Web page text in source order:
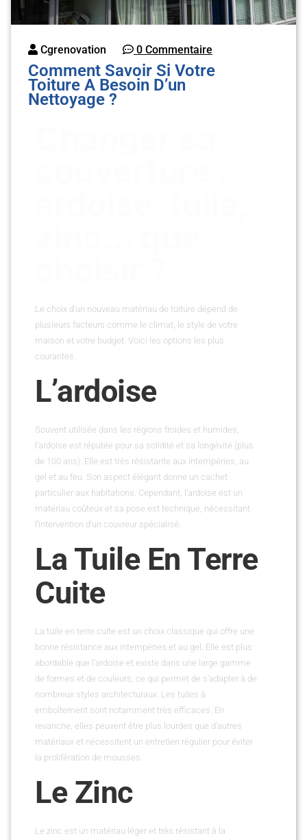
Cgrenovation 0 Commentaire
Comment Savoir Si Votre
Toiture A Besoin D’un
Nettoyage ?
Le choix d’un nouveau matériau de toiture dépend de
plusieurs facteurs comme le climat, le style de votre
maison et votre budget. Voici les options les plus
courantes.
L’ardoise
Souvent utilisée dans les régions froides et humides,
l’ardoise est réputée pour sa solidité et sa longévité (plus
de 100 ans). Elle est très résistante aux intempéries, au
gel et au feu. Son aspect élégant donne un cachet
particulier aux habitations. Cependant, l’ardoise est un
matériau coûteux et sa pose est technique, nécessitant
l’intervention d’un couvreur spécialisé.
La Tuile En Terre
Cuite
La tuile en terre cuite est un choix classique qui offre une
bonne résistance aux intempéries et au gel. Elle est plus
abordable que l’ardoise et existe dans une large gamme
de formes et de couleurs, ce qui permet de s’adapter à de
nombreux styles architecturaux. Les tuiles à
emboîtement sont notamment très efficaces. En
revanche, elles peuvent être plus lourdes que d’autres
matériaux et nécessitent un entretien régulier pour éviter
la prolifération de mousses.
Le Zinc
Le zinc est un matériau léger et très résistant à la